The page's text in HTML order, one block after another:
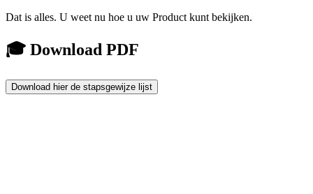
Dat is alles. U weet nu hoe u uw Product kunt bekijken.
🎓 Download PDF
Download hier de stapsgewijze lijst